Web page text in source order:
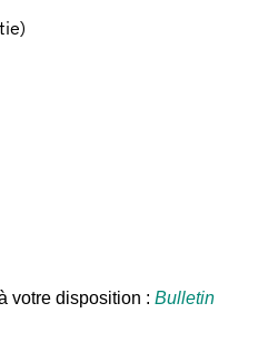
votre disposition : Bulletin